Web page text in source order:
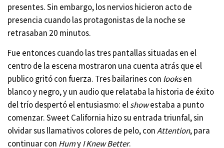
presentes. Sin embargo, los nervios hicieron acto de
presencia cuando las protagonistas de la noche se
retrasaban 20 minutos.
Fue entonces cuando las tres pantallas situadas en el
centro de la escena mostraron una cuenta atrás que el
publico gritó con fuerza. Tres bailarines con looksen
blanco y negro, y un audio que relataba la historia de éxito
del trío despertó el entusiasmo: elshowestaba a punto
comenzar. Sweet California hizo su entrada triunfal, sin
olvidar sus llamativos colores de pelo, conAttention, para
continuar con HumyI Knew Better.